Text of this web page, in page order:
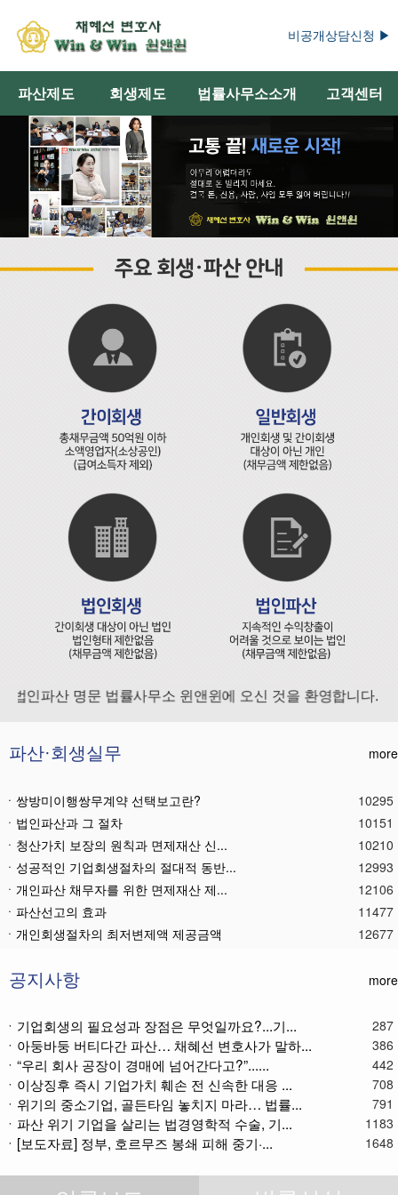
비공개상담신청 ▶
파산제도 회생제도 법률사무소소개 고객센터
인파산 명문 법률사무소 윈앤윈에 오신 것을 환영합니다.
파산·회생실무 more
ㆍ쌍방미이행쌍무계약 선택보고란?
10295
ㆍ법인파산과 그 절차
10151
ㆍ청산가치 보장의 원칙과 면제재산 신...
10210
ㆍ성공적인 기업회생절차의 절대적 동반...
12993
ㆍ개인파산 채무자를 위한 면제재산 제...
12106
ㆍ파산선고의 효과
11477
ㆍ 개인회생절차의 최저변제액 제공금액
12677
ㆍ기업회생제도와 기업파산제도
11621
ㆍ법인파산 후 이사의 연대보증책임 해...
11577
ㆍ법인파산절차와 기업회생절차 개요
11872
ㆍ개인회생재단채권(우선권이 있는 채권...
11116
ㆍ개인회생재단이란?
11046
ㆍ개인회생채권이란?
11274
ㆍ가용소득이란?
11227
ㆍ회생신청 후 경매절차 정지신청은?
ㆍ별제권부 채권(회생절차에서의 근저당...
12184
공지사항 more
ㆍ기업회생의 필요성과 장점은 무엇일까요?...기... 287
ㆍ아둥바둥 버티다간 파산… 채혜선 변호사가 말하... 386
ㆍ“우리 회사 공장이 경매에 넘어간다고?”...... 442
ㆍ이상징후 즉시 기업가치 훼손 전 신속한 대응 ... 708
ㆍ위기의 중소기업, 골든타임 놓치지 마라… 법률... 791
ㆍ파산 위기 기업을 살리는 법경영학적 수술, 기... 1183
ㆍ[보도자료] 정부, 호르무즈 봉쇄 피해 중기·... 1648